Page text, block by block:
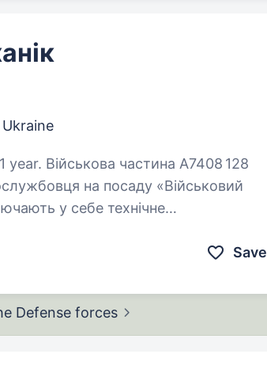
Ukraine
128
на посаду «Військовий
у себе технічне
Save
Defense forces